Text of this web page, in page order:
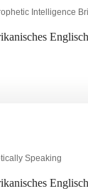
Intelligence
Speaking